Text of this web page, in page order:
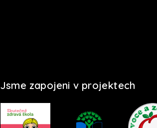
Jsme zapojeni v projektech